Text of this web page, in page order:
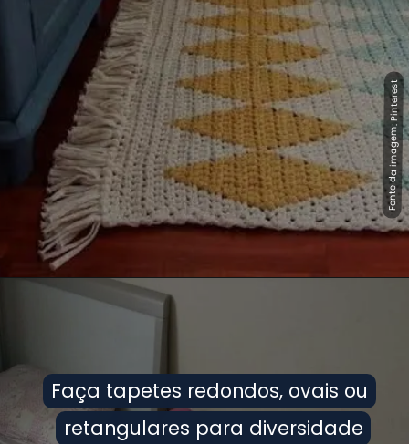
Fonte da imagem: Pinterest
Fonte da imagem: Pinterest
Faça tapetes redondos, ovais ou
retangulares para diversidade
Faça tapetes redondos, ovais ou
retangulares para diversidade